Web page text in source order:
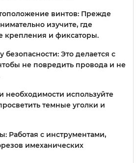
винтов: Прежде
изучите, где
крепления и фиксаторы.
безопасности: Это делается с
не повредить провода и не
необходимости используйте
темные уголки и
Работая с инструментами,
имеханических